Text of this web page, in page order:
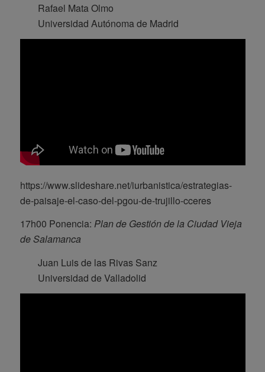
Rafael Mata Olmo
Universidad Autónoma de Madrid
https://www.slideshare.net/iurbanistica/estrategias-
de-paisaje-el-caso-del-pgou-de-trujillo-cceres
17h00 Ponencia: Plan de Gestión de la Ciudad Vieja
de Salamanca
Juan Luis de las Rivas Sanz
Universidad de Valladolid